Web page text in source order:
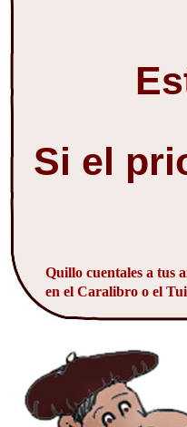
Si el
Quillo cuentales a tus
en el Caralibro o el